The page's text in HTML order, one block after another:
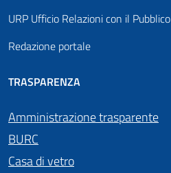
URP Ufficio Relazioni con il Pubblico
Redazione portale
TRASPARENZA
Amministrazione trasparente
BURC
Casa di vetro